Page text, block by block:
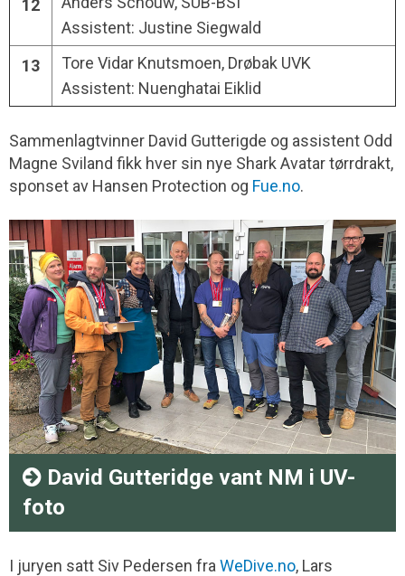
12
Assistent: Justine Siegwald
13
Tore Vidar Knutsmoen, Drøbak UVK
Assistent: Nuenghatai Eiklid
Sammenlagtvinner David Gutterigde og assistent Odd
Magne Sviland fikk hver sin nye Shark Avatar tørrdrakt,
sponset av Hansen Protection og Fue.no.
David Gutteridge vant NM i UV-
foto
I juryen satt Siv Pedersen fra WeDive.no, Lars